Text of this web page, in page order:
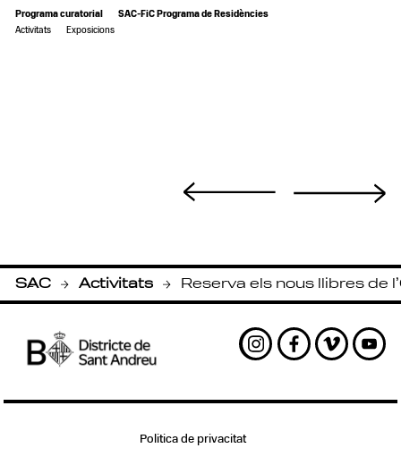
SAC
- Activitats
- Reserva els nous llibres de
Programa curatorial
SAC-FiC Programa de Residències
Activitats
Exposicions
Instagram
Facebook
Vimeo
Politica de privacitat